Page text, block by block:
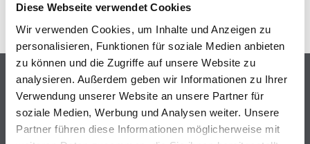
Diese Webseite verwendet Cookies
Wir verwenden Cookies, um Inhalte und Anzeigen zu
personalisieren, Funktionen für soziale Medien anbieten
zu können und die Zugriffe auf unsere Website zu
analysieren. Außerdem geben wir Informationen zu Ihrer
Verwendung unserer Website an unsere Partner für
soziale Medien, Werbung und Analysen weiter. Unsere
Partner führen diese Informationen möglicherweise mit
Shop
Farbe
WDV-Systeme
Trockenbau